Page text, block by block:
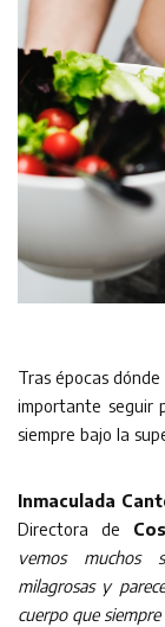
Tras épocas
importante seguir
siempre bajo la
Inmaculada
Directora de
vemos muchos
milagrosas y
cuerpo que